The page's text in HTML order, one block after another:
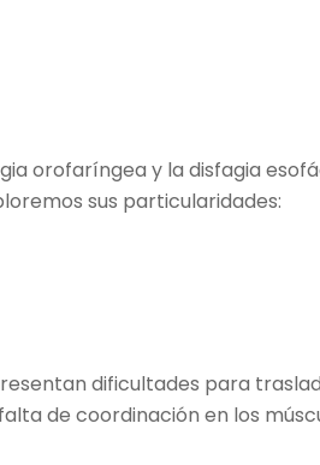
orofaríngea y la disfagia
sus particularidades:
dificultades para
de coordinación en los